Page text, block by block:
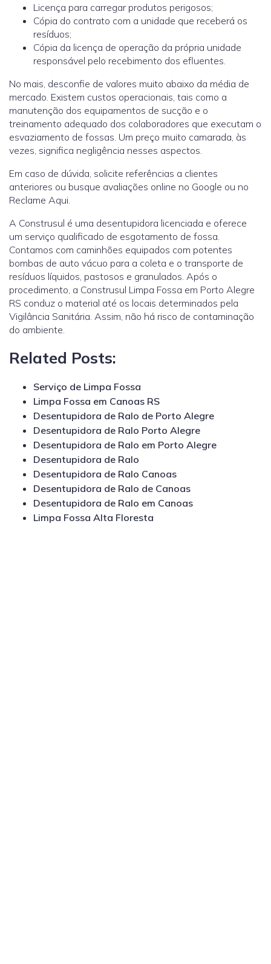
Licença para carregar produtos perigosos;
Cópia do contrato com a unidade que receberá os
resíduos;
Cópia da licença de operação da própria unidade
responsável pelo recebimento dos efluentes.
No mais, desconfie de valores muito abaixo da média de
mercado. Existem custos operacionais, tais como a
manutenção dos equipamentos de sucção e o
treinamento adequado dos colaboradores que executam o
esvaziamento de fossas. Um preço muito camarada, às
vezes, significa negligência nesses aspectos.
Em caso de dúvida, solicite referências a clientes
anteriores ou busque avaliações online no Google ou no
Reclame Aqui.
A Construsul é uma desentupidora licenciada e oferece
um serviço qualificado de esgotamento de fossa.
Contamos com caminhões equipados com potentes
bombas de auto vácuo para a coleta e o transporte de
resíduos líquidos, pastosos e granulados. Após o
procedimento, a Construsul Limpa Fossa em Porto Alegre
RS conduz o material até os locais determinados pela
Vigilância Sanitária. Assim, não há risco de contaminação
do ambiente.
Related Posts:
Serviço de Limpa Fossa
Limpa Fossa em Canoas RS
Desentupidora de Ralo de Porto Alegre
Desentupidora de Ralo Porto Alegre
Desentupidora de Ralo em Porto Alegre
Desentupidora de Ralo
Desentupidora de Ralo Canoas
Desentupidora de Ralo de Canoas
Desentupidora de Ralo em Canoas
Limpa Fossa Alta Floresta